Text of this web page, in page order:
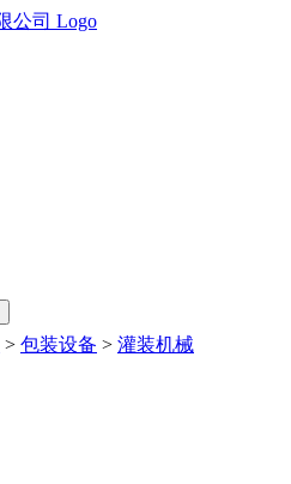
> 包装设备 > 灌装机械